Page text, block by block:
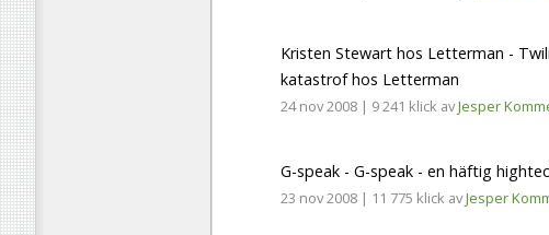
Kristen Stewart hos Letterman -
katastrof hos Letterman
24 nov 2008 | 9 241 klick avJesper
G-speak - G-speak - en häftig
23 nov 2008 | 11 775 klick avJesper